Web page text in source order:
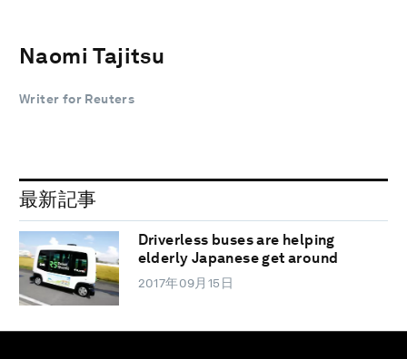
Naomi Tajitsu
Writer for Reuters
最新記事
Driverless buses are helping
elderly Japanese get around
2017年09月15日